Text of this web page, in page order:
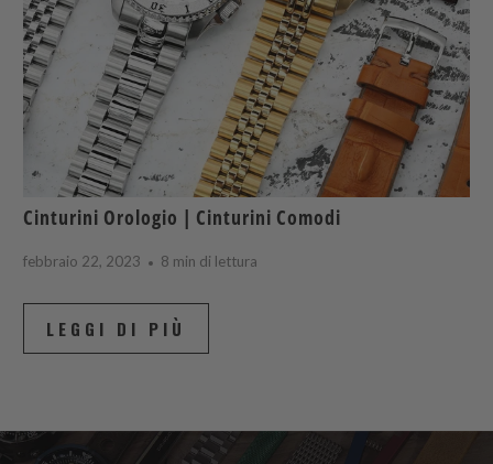
Cinturini Orologio | Cinturini Comodi
febbraio 22, 2023 8 min di lettura
LEGGI DI PIÙ